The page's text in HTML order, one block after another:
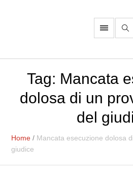
Tag: Mancata
dolosa di un
del
Home / Mancata esecuzione dolosa
giudice